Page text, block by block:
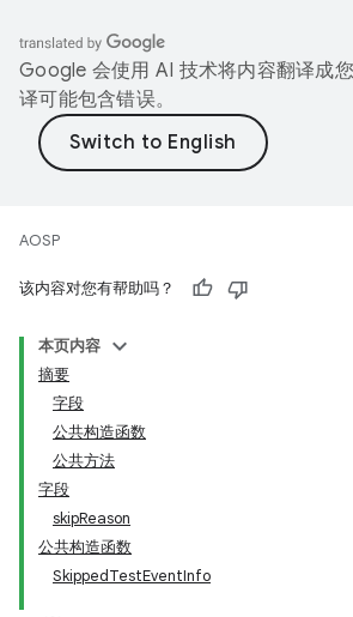
Google 会使用 AI 技术将内容翻译成
译可能包含错误。
AOSP
该内容对您有帮助吗？
本页内容
摘要
字段
公共构造函数
公共方法
字段
skipReason
公共构造函数
SkippedTestEventInfo